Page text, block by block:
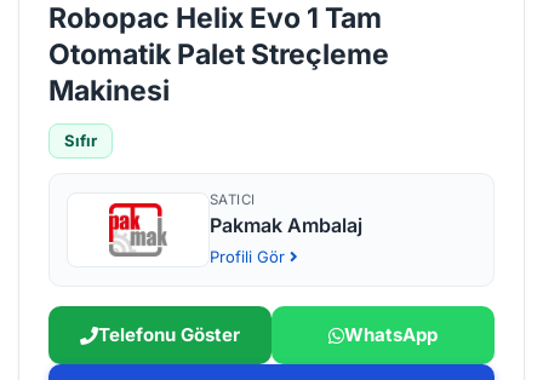
Robopac Helix Evo 1 Tam
Otomatik Palet Streçleme
Makinesi
Sıfır
SATICI
Pakmak Ambalaj
Profili Gör
Telefonu Göster WhatsApp